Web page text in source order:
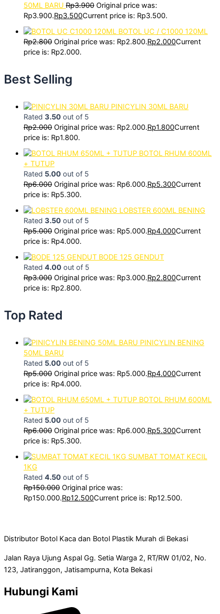
50ML BARU Rp3.900 Original price was:
Rp3.900.Rp3.500Current price is: Rp3.500.
BOTOL UC / C1000 120ML
Rp2.800 Original price was: Rp2.800.Rp2.000Current
price is: Rp2.000.
Best Selling
PINICYLIN 30ML BARU
Rated 3.50 out of 5
Rp2.000 Original price was: Rp2.000.Rp1.800Current
price is: Rp1.800.
BOTOL RHUM 600ML
+ TUTUP
Rated 5.00 out of 5
Rp6.000 Original price was: Rp6.000.Rp5.300Current
price is: Rp5.300.
LOBSTER 600ML BENING
Rated 3.50 out of 5
Rp5.000 Original price was: Rp5.000.Rp4.000Current
price is: Rp4.000.
BODE 125 GENDUT
Rated 4.00 out of 5
Rp3.000 Original price was: Rp3.000.Rp2.800Current
price is: Rp2.800.
Top Rated
PINICYLIN BENING
50ML BARU
Rated 5.00 out of 5
Rp5.000 Original price was: Rp5.000.Rp4.000Current
price is: Rp4.000.
BOTOL RHUM 600ML
+ TUTUP
Rated 5.00 out of 5
Rp6.000 Original price was: Rp6.000.Rp5.300Current
price is: Rp5.300.
SUMBAT TOMAT KECIL
1KG
Rated 4.50 out of 5
Rp150.000 Original price was:
Rp150.000.Rp12.500Current price is: Rp12.500.
Distributor Botol Kaca dan Botol Plastik Murah di Bekasi
Jalan Raya Ujung Aspal Gg. Setia Warga 2, RT/RW 01/02, No.
123, Jatiranggon, Jatisampurna, Kota Bekasi
Hubungi Kami